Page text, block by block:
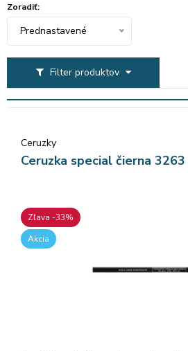
Filter produktov
Zoradiť:
Prednastavené
Ceruzky
Ceruzka special čierna
Zľava -33%
Akcia